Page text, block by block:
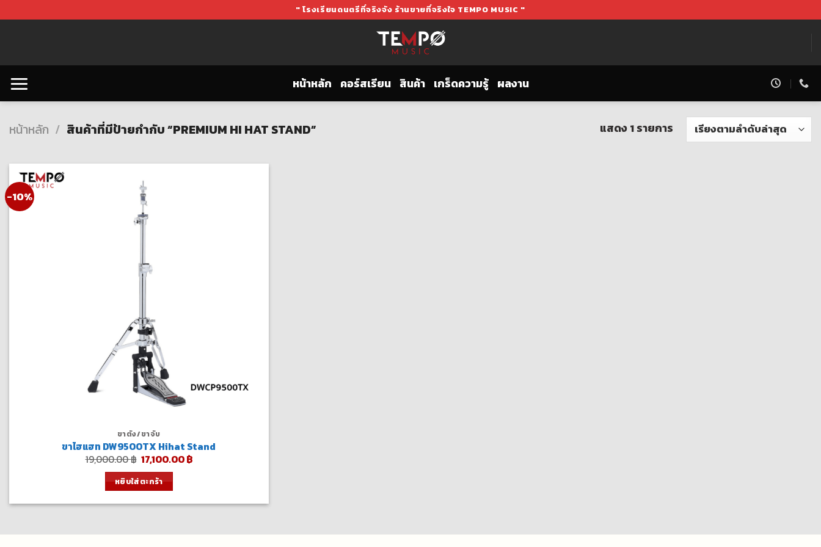
to
" โรงเรียนดนตรีที่จริงจัง ร้านขายที่จริงใจ TEMPO MUSIC "
หน้าหลัก คอร์สเรียน สินค้า เกร็ดความรู้ ผลงาน
หน้าหลัก / สินค้าที่มีป้ายกำกับ “PREMIUM HI HAT STAND” แสดง 1 รายการ
-10%
ขาตั้ง/ขาจับ
ขาไฮแฮท DW9500TX Hihat Stand
19,000.00฿ Original
price
was:
19,000.00 ฿.
17,100.00฿Current
หยิบใส่ตะกร้า